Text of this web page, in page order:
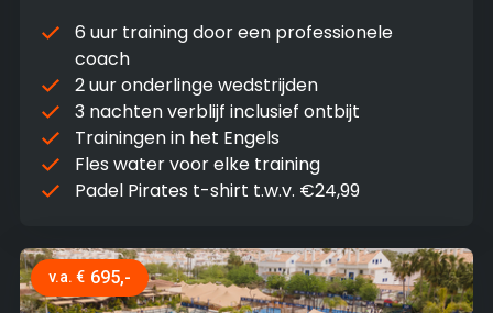
6 uur training door een professionele
coach
2 uur onderlinge wedstrijden
3 nachten verblijf inclusief ontbijt
Trainingen in het Engels
Fles water voor elke training
Padel Pirates t-shirt t.w.v. €24,99
v.a. € 695,-